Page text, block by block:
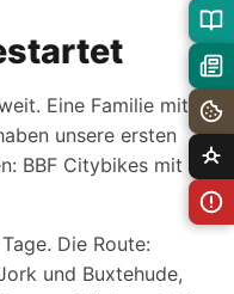
Eine Familie mit
unsere ersten
BBF Citybikes mit
Die Route:
und Buxtehude,